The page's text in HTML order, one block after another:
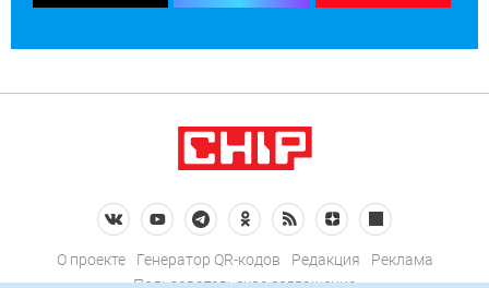
О проекте Генератор QR-кодов Редакция
Реклама